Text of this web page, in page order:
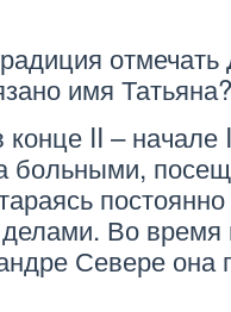
отмечать
имя Татьяна?
II –
больными,
постоянно
Во время
Севере она